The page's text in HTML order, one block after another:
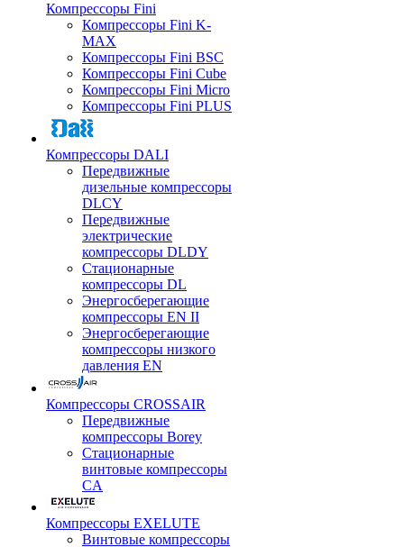
Компрессоры Fini
Компрессоры Fini K-
MAX
Компрессоры Fini BSC
Компрессоры Fini Cube
Компрессоры Fini Micro
Компрессоры Fini PLUS
Компрессоры DALI
Передвижные
дизельные компрессоры
DLCY
Передвижные
электрические
компрессоры DLDY
Стационарные
компрессоры DL
Энергосберегающие
компрессоры EN II
Энергосберегающие
компрессоры низкого
давления EN
Компрессоры CROSSAIR
Передвижные
компрессоры Borey
Стационарные
винтовые компрессоры
CA
Компрессоры EXELUTE
Винтовые компрессоры